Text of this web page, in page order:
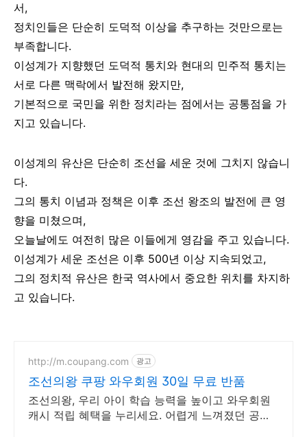
서,
정치인들은 단순히 도덕적 이상을 추구하는 것만으로는
부족합니다.
이성계가 지향했던 도덕적 통치와 현대의 민주적 통치는
서로 다른 맥락에서 발전해 왔지만,
기본적으로 국민을 위한 정치라는 점에서는 공통점을 가
지고 있습니다.
이성계의 유산은 단순히 조선을 세운 것에 그치지 않습니
다.
그의 통치 이념과 정책은 이후 조선 왕조의 발전에 큰 영
향을 미쳤으며,
오늘날에도 여전히 많은 이들에게 영감을 주고 있습니다.
이성계가 세운 조선은 이후 500년 이상 지속되었고,
그의 정치적 유산은 한국 역사에서 중요한 위치를 차지하
고 있습니다.
http://m.coupang.com 광고
조선의왕 쿠팡 와우회원 30일 무료 반품
조선의왕, 우리 아이 학습 능력을 높이고 와우회원
캐시 적립 혜택을 누리세요. 어렵게 느껴졌던 공부,